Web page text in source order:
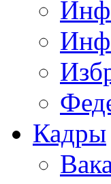
Кадры